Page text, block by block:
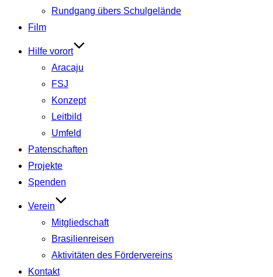
Rundgang übers Schulgelände
Film
Hilfe vorort
Aracaju
FSJ
Konzept
Leitbild
Umfeld
Patenschaften
Projekte
Spenden
Verein
Mitgliedschaft
Brasilienreisen
Aktivitäten des Fördervereins
Kontakt